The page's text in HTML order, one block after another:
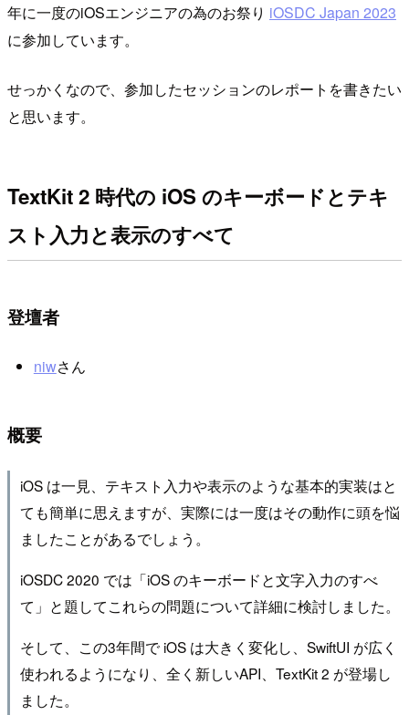
年に一度のiOSエンジニアの為のお祭り iOSDC Japan 2023
に参加しています。
せっかくなので、参加したセッションのレポートを書きたい
と思います。
TextKit 2 時代の iOS のキーボードとテキ
スト入力と表示のすべて
登壇者
niwさん
概要
iOS は一見、テキスト入力や表示のような基本的実装はと
ても簡単に思えますが、実際には一度はその動作に頭を悩
ましたことがあるでしょう。
iOSDC 2020 では「iOS のキーボードと文字入力のすべ
て」と題してこれらの問題について詳細に検討しました。
そして、この3年間で iOS は大きく変化し、SwiftUI が広く
使われるようになり、全く新しいAPI、TextKit 2 が登場し
ました。